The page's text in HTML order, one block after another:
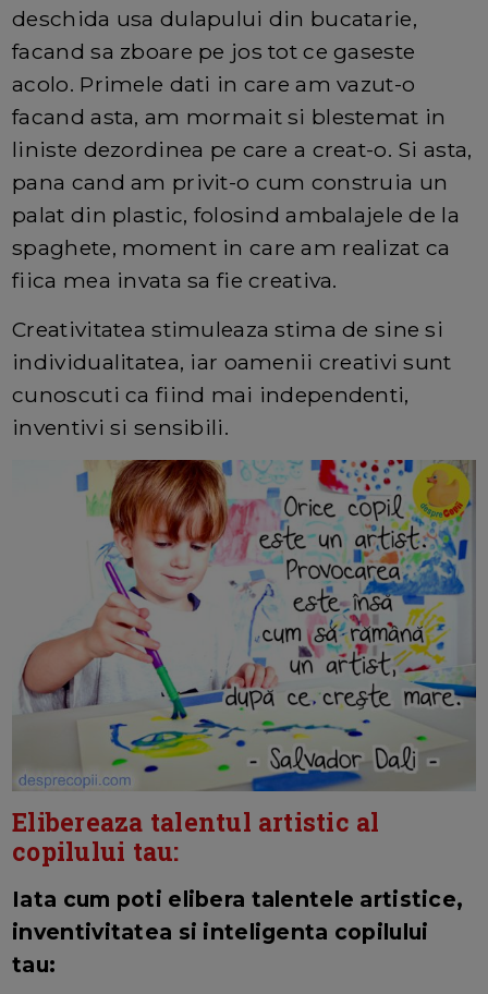
deschida usa dulapului din bucatarie,
facand sa zboare pe jos tot ce gaseste
acolo. Primele dati in care am vazut-o
facand asta, am mormait si blestemat in
liniste dezordinea pe care a creat-o. Si asta,
pana cand am privit-o cum construia un
palat din plastic, folosind ambalajele de la
spaghete, moment in care am realizat ca
fiica mea invata sa fie creativa.
Creativitatea stimuleaza stima de sine si
individualitatea, iar oamenii creativi sunt
cunoscuti ca fiind mai independenti,
inventivi si sensibili.
Elibereaza talentul artistic al
copilului tau:
Iata cum poti elibera talentele artistice,
inventivitatea si inteligenta copilului
tau: